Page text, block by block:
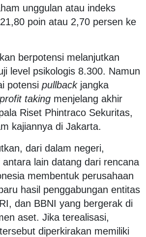
unggulan atau indeks
poin atau 2,70 persen ke
berpotensi melanjutkan
level psikologis 8.300. Namun
potensi pullbackjangka
profit taking menjelang akhir
Riset Phintraco Sekuritas,
kajiannya di Jakarta.
dari dalam negeri,
lain datang dari rencana
membentuk perusahaan
hasil penggabungan entitas
dan BBNI yang bergerak di
aset. Jika terealisasi,
diperkirakan memiliki